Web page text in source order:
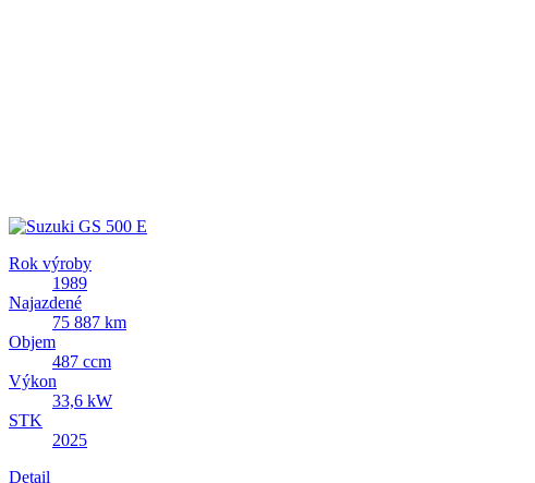
Rok výroby
1989
Najazdené
75 887 km
Objem
487 ccm
Výkon
33,6 kW
STK
2025
Detail